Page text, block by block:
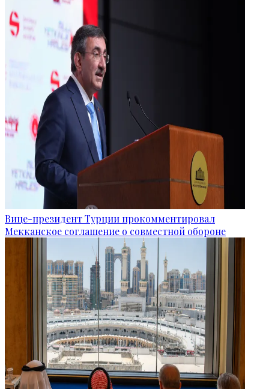
Вице-президент Турции прокомментировал
Мекканское соглашение о совместной обороне